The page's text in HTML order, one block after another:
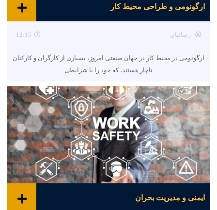
ارگونومی و طراحی محیط کار
رضائیان 12:15
ارگونومی در محیط کار در جهان صنعتی امروز، بسیاری از کارگران و کارکنان
ناچار هستند، که خود را با شرایطی
ایمنی و مدیریت بحران